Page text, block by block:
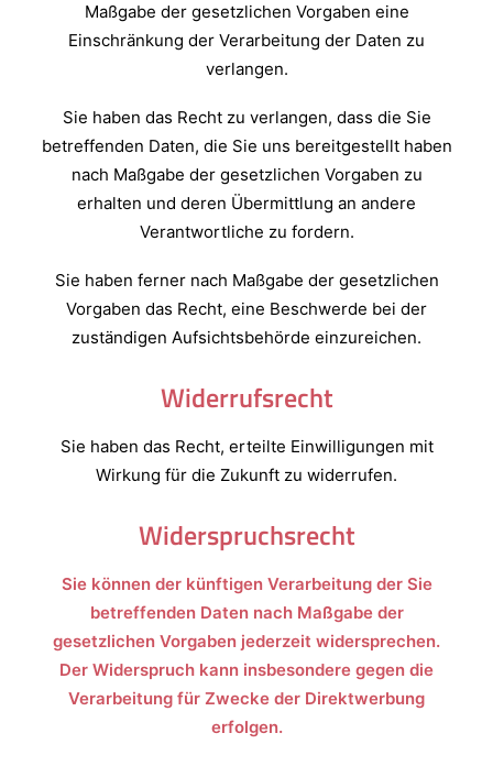
Maßgabe der gesetzlichen Vorgaben eine
Einschränkung der Verarbeitung der Daten zu
verlangen.
Sie haben das Recht zu verlangen, dass die Sie
betreffenden Daten, die Sie uns bereitgestellt haben
nach Maßgabe der gesetzlichen Vorgaben zu
erhalten und deren Übermittlung an andere
Verantwortliche zu fordern.
Sie haben ferner nach Maßgabe der gesetzlichen
Vorgaben das Recht, eine Beschwerde bei der
zuständigen Aufsichtsbehörde einzureichen.
Widerrufsrecht
Sie haben das Recht, erteilte Einwilligungen mit
Wirkung für die Zukunft zu widerrufen.
Widerspruchsrecht
Sie können der künftigen Verarbeitung der Sie
betreffenden Daten nach Maßgabe der
gesetzlichen Vorgaben jederzeit widersprechen.
Der Widerspruch kann insbesondere gegen die
Verarbeitung für Zwecke der Direktwerbung
erfolgen.